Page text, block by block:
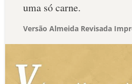
uma só carne.
Versão Almeida Revisada